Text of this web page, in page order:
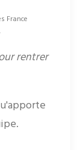
France
rentrer